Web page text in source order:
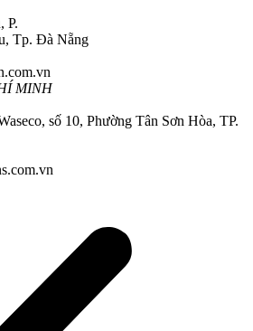
P.
Tp. Đà Nẵng
MINH
số 10, Phường Tân Sơn Hòa, TP.